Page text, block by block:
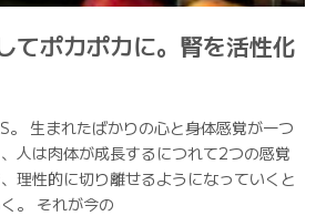
てポカポカに。腎を活性化
。 生まれたばかりの心と身体感覚が一つ
人は肉体が成長するにつれて2つの感覚
理性的に切り離せるようになっていくと
。 それが今の